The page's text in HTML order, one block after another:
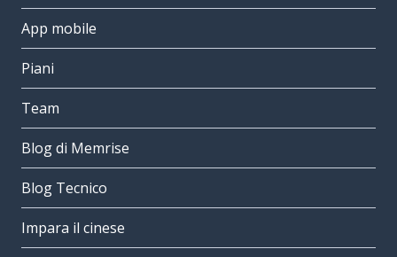
App mobile
Piani
Team
Blog di Memrise
Blog Tecnico
Impara il cinese